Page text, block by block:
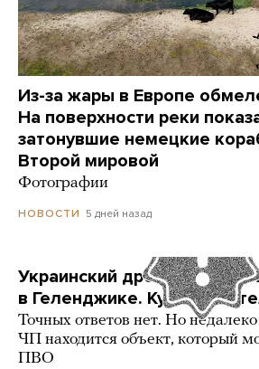
Из-за жары в Европе
На поверхности реки
затонувшие немецкие
Второй мировой
Фотографии
НОВОСТИ 5 дней назад
Украинский дрон попал по
в Геленджике. Куда он
Точных ответов нет. Но недалеко
ЧП находится объект, который
ПВО